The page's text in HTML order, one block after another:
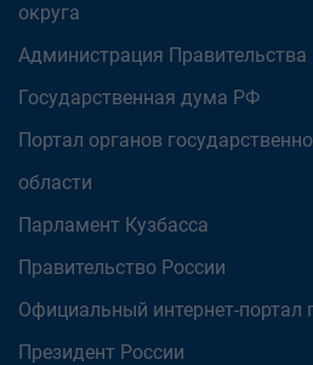
округа
Администрация Правительства
Государственная дума РФ
Портал органов
области
Парламент Кузбасса
Правительство России
Официальный интернет-
Президент России